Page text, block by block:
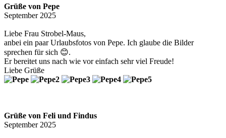
Grüße von Pepe
September 2025
Liebe Frau Strobel-Maus,
anbei ein paar Urlaubsfotos von Pepe. Ich glaube die Bilder
sprechen für sich 😊.
Er bereitet uns nach wie vor einfach sehr viel Freude!
Liebe Grüße
Grüße von Feli und Findus
September 2025